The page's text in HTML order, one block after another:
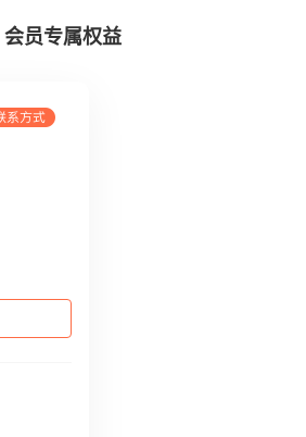
会员专属权益